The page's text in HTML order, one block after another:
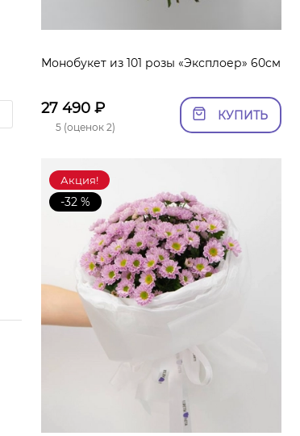
Монобукет из 101 розы «Эксплоер» 60см
27 490 ₽
5 (оценок 2)
КУПИТЬ
Акция!
-32 %